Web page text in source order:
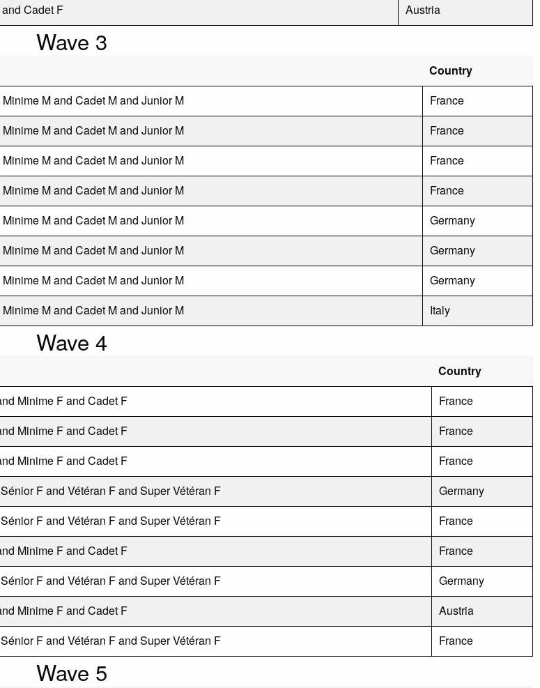
Cadet F Austria
Wave 3
Country
M and Cadet M and Junior M
France
M and Cadet M and Junior M
France
M and Cadet M and Junior M
France
M and Cadet M and Junior M
France
M and Cadet M and Junior M
Germany
M and Cadet M and Junior M
Germany
M and Cadet M and Junior M
Germany
M and Cadet M and Junior M Italy
Wave 4
Country
Minime F and Cadet F
France
Minime F and Cadet F
France
Minime F and Cadet F
France
F and Vétéran F and Super Vétéran F
Germany
F and Vétéran F and Super Vétéran F
France
Minime F and Cadet F
France
F and Vétéran F and Super Vétéran F
Germany
Minime F and Cadet F
Austria
F and Vétéran F and Super Vétéran F France
Wave 5